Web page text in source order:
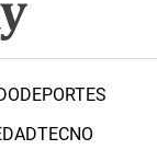
DEPORTES
TECNO